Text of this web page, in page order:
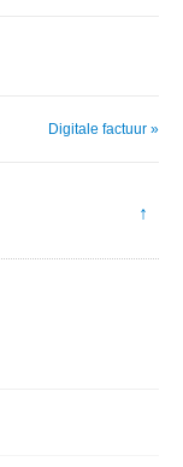
Digitale factuur »
↑